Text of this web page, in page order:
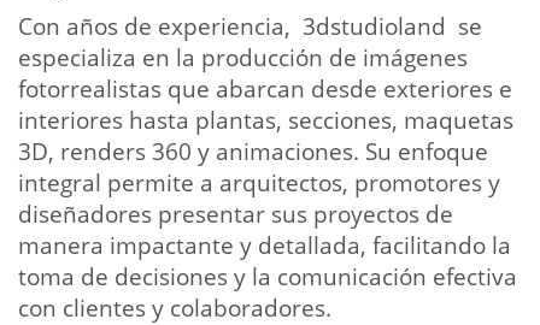
Con años de experiencia, 3dstudioland se
especializa en la producción de imágenes
fotorrealistas que abarcan desde exteriores e
interiores hasta plantas, secciones, maquetas
3D, renders 360 y animaciones. Su enfoque
integral permite a arquitectos, promotores y
diseñadores presentar sus proyectos de
manera impactante y detallada, facilitando la
toma de decisiones y la comunicación efectiva
con clientes y colaboradores.